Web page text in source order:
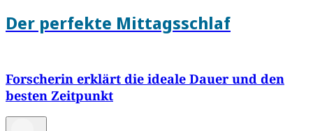
Der perfekte Mittagsschlaf
Forscherin erklärt die ideale Dauer und den
besten Zeitpunkt